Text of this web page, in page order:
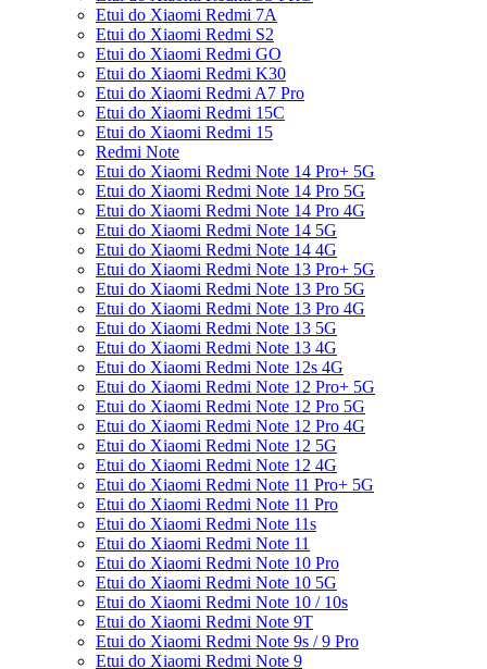
Etui do Xiaomi Redmi 7A
Etui do Xiaomi Redmi S2
Etui do Xiaomi Redmi GO
Etui do Xiaomi Redmi K30
Etui do Xiaomi Redmi A7 Pro
Etui do Xiaomi Redmi 15C
Etui do Xiaomi Redmi 15
Redmi Note
Etui do Xiaomi Redmi Note 14 Pro+ 5G
Etui do Xiaomi Redmi Note 14 Pro 5G
Etui do Xiaomi Redmi Note 14 Pro 4G
Etui do Xiaomi Redmi Note 14 5G
Etui do Xiaomi Redmi Note 14 4G
Etui do Xiaomi Redmi Note 13 Pro+ 5G
Etui do Xiaomi Redmi Note 13 Pro 5G
Etui do Xiaomi Redmi Note 13 Pro 4G
Etui do Xiaomi Redmi Note 13 5G
Etui do Xiaomi Redmi Note 13 4G
Etui do Xiaomi Redmi Note 12s 4G
Etui do Xiaomi Redmi Note 12 Pro+ 5G
Etui do Xiaomi Redmi Note 12 Pro 5G
Etui do Xiaomi Redmi Note 12 Pro 4G
Etui do Xiaomi Redmi Note 12 5G
Etui do Xiaomi Redmi Note 12 4G
Etui do Xiaomi Redmi Note 11 Pro+ 5G
Etui do Xiaomi Redmi Note 11 Pro
Etui do Xiaomi Redmi Note 11s
Etui do Xiaomi Redmi Note 11
Etui do Xiaomi Redmi Note 10 Pro
Etui do Xiaomi Redmi Note 10 5G
Etui do Xiaomi Redmi Note 10 / 10s
Etui do Xiaomi Redmi Note 9T
Etui do Xiaomi Redmi Note 9s / 9 Pro
Etui do Xiaomi Redmi Note 9